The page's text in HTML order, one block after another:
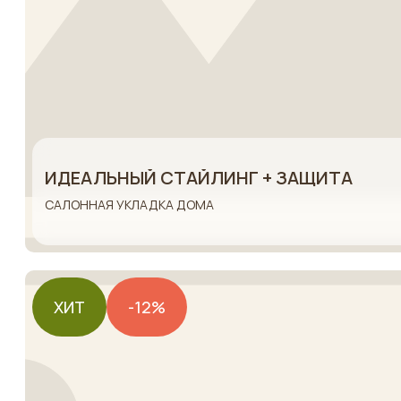
ИДЕАЛЬНЫЙ СТАЙЛИНГ + ЗАЩИТА
САЛОННАЯ УКЛАДКА ДОМА
ХИТ -12%